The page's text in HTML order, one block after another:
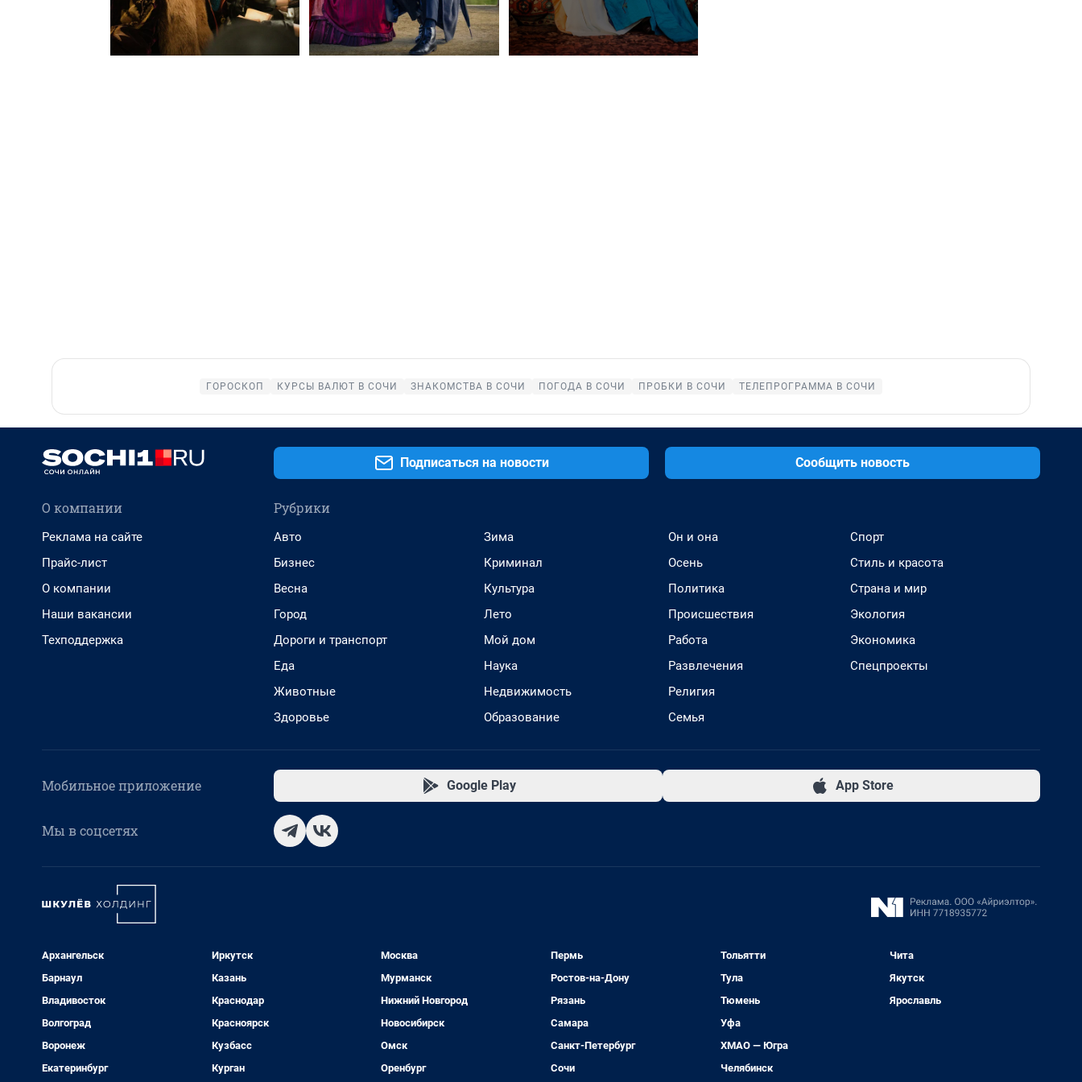
ГОРОСКОП КУРСЫ ВАЛЮТ В СОЧИ ЗНАКОМСТВА В СОЧИ ПОГОДА В СОЧИ ПРОБКИ В СОЧИ ТЕЛЕПРОГРАММА В СОЧИ
Подписаться на новости Сообщить новость
О компании
Реклама на сайте
Прайс-лист
О компании
Наши вакансии
Техподдержка
Рубрики
Авто
Бизнес
Весна
Город
Дороги и транспорт
Еда
Животные
Здоровье
Зима
Криминал
Культура
Лето
Мой дом
Наука
Недвижимость
Образование
Он и она
Осень
Политика
Происшествия
Работа
Развлечения
Религия
Семья
Спорт
Стиль и красота
Страна и мир
Экология
Экономика
Спецпроекты
Мобильное приложение Google Play App Store
Мы в соцсетях
Архангельск
Барнаул
Владивосток
Волгоград
Воронеж
Екатеринбург
Иркутск
Казань
Краснодар
Красноярск
Кузбасс
Курган
Москва
Мурманск
Нижний Новгород
Новосибирск
Омск
Оренбург
Пермь
Ростов-на-Дону
Рязань
Самара
Санкт-Петербург
Сочи
Тольятти
Тула
Тюмень
Уфа
ХМАО — Югра
Челябинск
Чита
Якутск
Ярославль